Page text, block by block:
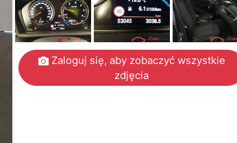
Zaloguj się, aby zobaczyć wszystkie
zdjęcia